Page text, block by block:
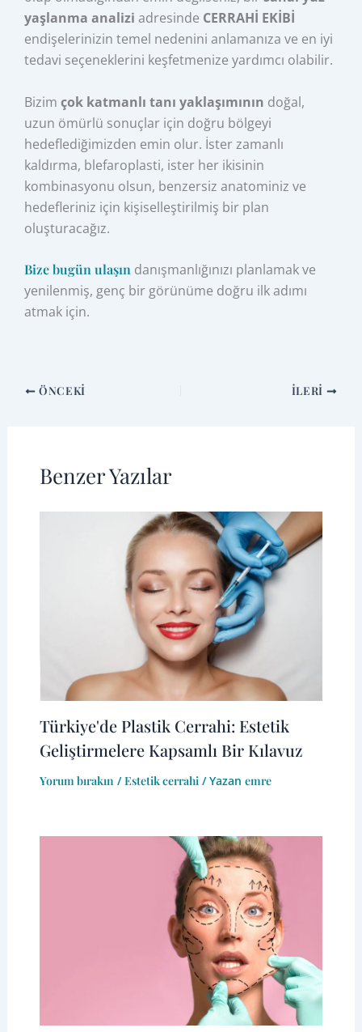
yaşlanma analizi adresinde CERRAHİ EKİBİ
endişelerinizin temel nedenini anlamanıza ve en iyi
tedavi seçeneklerini keşfetmenize yardımcı olabilir.
Bizimçok katmanlı tanı yaklaşımının doğal,
uzun ömürlü sonuçlar için doğru bölgeyi
hedeflediğimizden emin olur. İster zamanlı
kaldırma, blefaroplasti, ister her ikisinin
kombinasyonu olsun, benzersiz anatominiz ve
hedefleriniz için kişiselleştirilmiş bir plan
oluşturacağız.
Bize bugün ulaşın danışmanlığınızı planlamak ve
yenilenmiş, genç bir görünüme doğru ilk adımı
atmak için.
ÖNCEKI İLERI
Benzer Yazılar
Türkiye'de Plastik Cerrahi: Estetik
Geliştirmelere Kapsamlı Bir Kılavuz
Yorum bırakın /Estetik cerrahi/ Yazan emre